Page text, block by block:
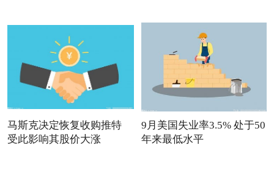
马斯克决定恢复收购推特
受此影响其股价大涨
9月美国失业率3.5% 处于50
年来最低水平